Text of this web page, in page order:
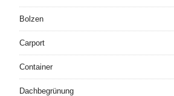
Bolzen
Carport
Container
Dachbegrünung